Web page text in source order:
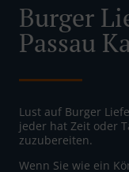
Burger
Passau
Lust auf Burger
jeder hat Zeit oder
zuzubereiten.
Wenn Sie wie ein